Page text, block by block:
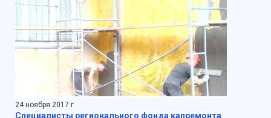
24 ноября 2017 г.
Специалисты регионального фонда капремонта